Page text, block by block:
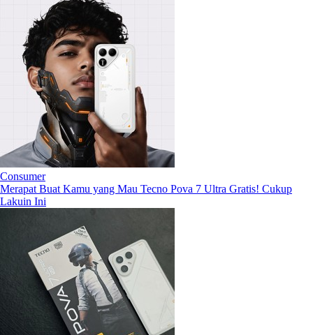
Consumer
Merapat Buat Kamu yang Mau Tecno Pova 7 Ultra Gratis! Cukup
Lakuin Ini